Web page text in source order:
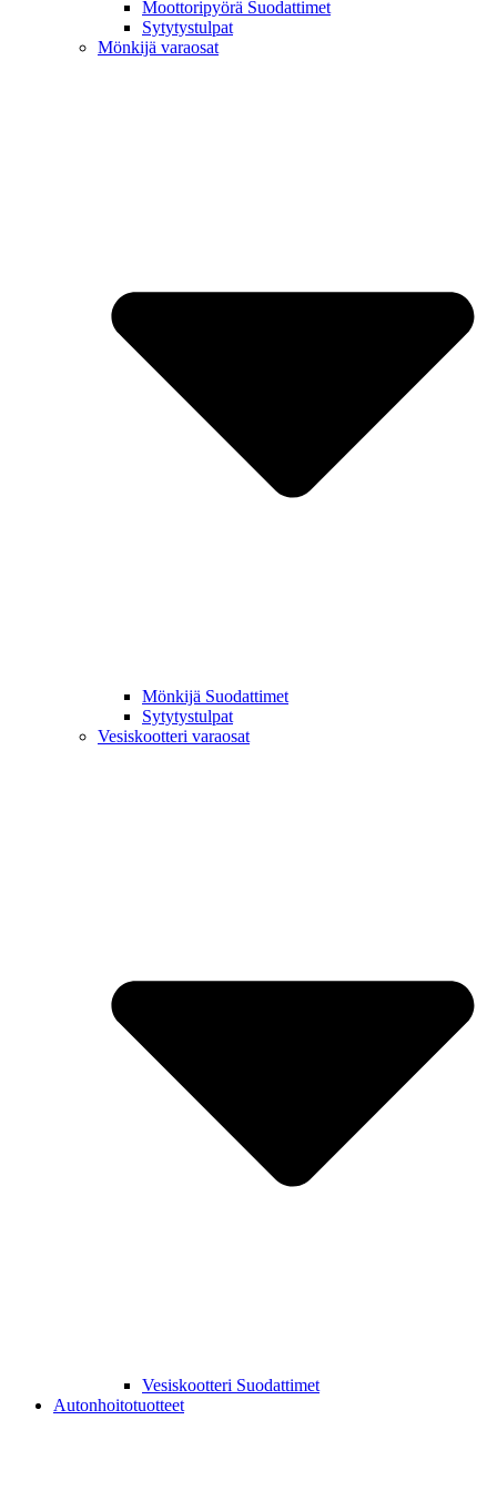
Moottoripyörä Suodattimet
Sytytystulpat
Mönkijä varaosat
Mönkijä Suodattimet
Sytytystulpat
Vesiskootteri varaosat
Vesiskootteri Suodattimet
Autonhoitotuotteet